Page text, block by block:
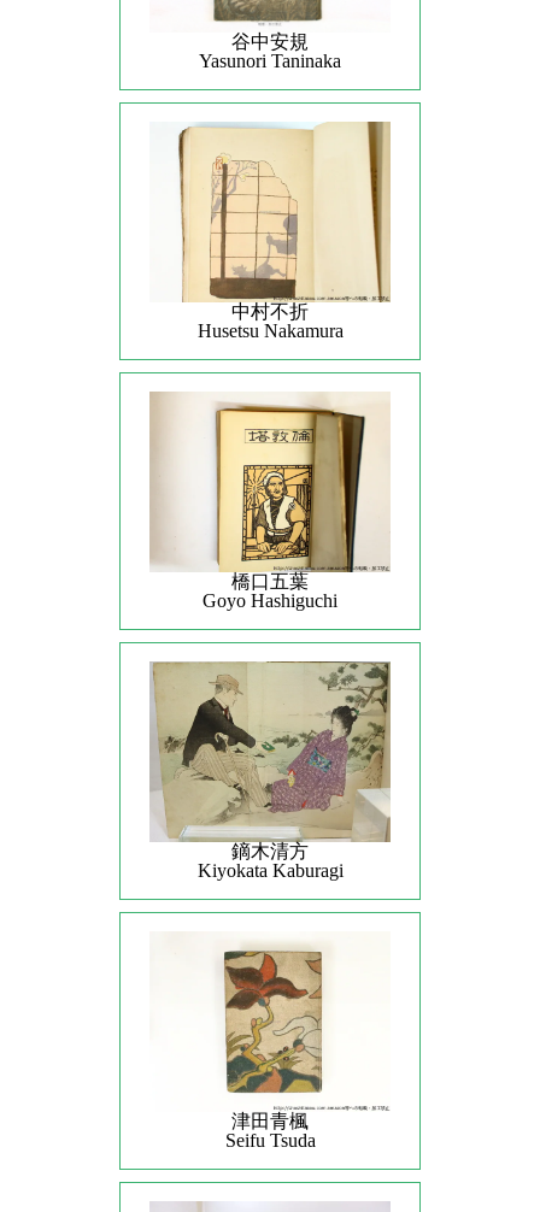
谷中安規
Yasunori Taninaka
中村不折
Husetsu Nakamura
橋口五葉
Goyo Hashiguchi
鏑木清方
Kiyokata Kaburagi
津田青楓
Seifu Tsuda